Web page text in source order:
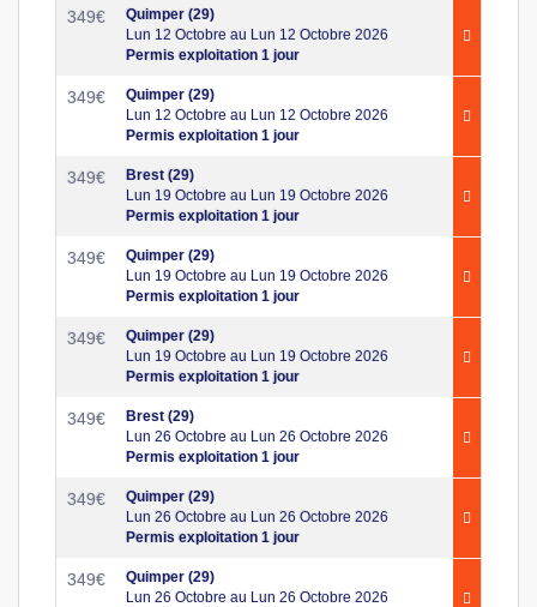
349€
Quimper (29)
Lun 12 Octobre au Lun 12 Octobre 2026
Permis exploitation 1 jour
349€
Quimper (29)
Lun 12 Octobre au Lun 12 Octobre 2026
Permis exploitation 1 jour
349€
Brest (29)
Lun 19 Octobre au Lun 19 Octobre 2026
Permis exploitation 1 jour
349€
Quimper (29)
Lun 19 Octobre au Lun 19 Octobre 2026
Permis exploitation 1 jour
349€
Quimper (29)
Lun 19 Octobre au Lun 19 Octobre 2026
Permis exploitation 1 jour
349€
Brest (29)
Lun 26 Octobre au Lun 26 Octobre 2026
Permis exploitation 1 jour
349€
Quimper (29)
Lun 26 Octobre au Lun 26 Octobre 2026
Permis exploitation 1 jour
349€
Quimper (29)
Lun 26 Octobre au Lun 26 Octobre 2026